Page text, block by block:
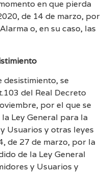
en que pierda
de 14 de marzo, por
o, en su caso, las
desistimiento, se
del Real Decreto
por el que se
Ley General para la
Usuarios y otras leyes
de 27 de marzo, por la
de la Ley General
y Usuarios y